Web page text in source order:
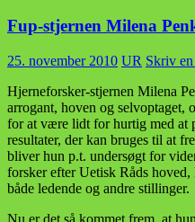
Fup-stjernen Milena
25. november 2010 UR Skriv
Hjerneforsker-stjernen Milena
arrogant, hoven og selvoptaget,
for at være lidt for hurtig med at
resultater, der kan bruges til at
bliver hun p.t. undersøgt for
forsker efter Uetisk Råds
både ledende og andre stillinger.